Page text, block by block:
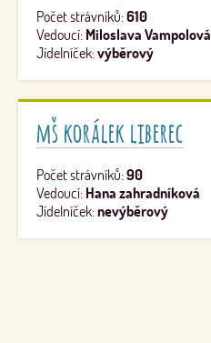
Počet strávníků:610
Vedoucí: Miloslava Vampolová
Jídelníček:výběrový
mš korálek liberec
Počet strávníků:90
Vedoucí: Hana zahradníková
Jídelníček:nevýběrový